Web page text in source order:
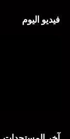
فيديو اليوم